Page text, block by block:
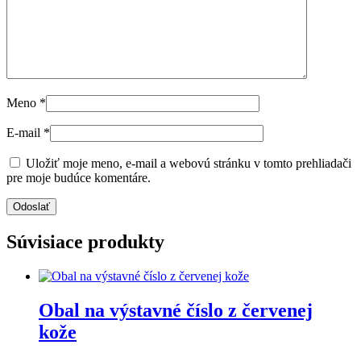
Meno *
E-mail *
Uložiť moje meno, e-mail a webovú stránku v tomto prehliadači
pre moje budúce komentáre.
Súvisiace produkty
Obal na výstavné číslo z červenej
kože